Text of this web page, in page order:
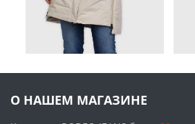
О НАШЕМ МАГАЗИНЕ